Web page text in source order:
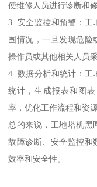
便维修人员进行诊断和修
3. 安全监控和预警：工
围情况，一旦发现危险
操作员或其他相关人员
4. 数据分析和统计：工
统计，生成报表和图
率，优化工作流程和资源
总的来说，工地塔机黑
故障诊断、安全监控和
效率和安全性。